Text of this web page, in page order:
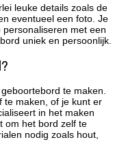
leuke details zoals de
eventueel een foto. Je
met een
uniek en persoonlijk.
te maken.
te maken, of je kunt er
in het maken
om het bord zelf te
nodig zoals hout,